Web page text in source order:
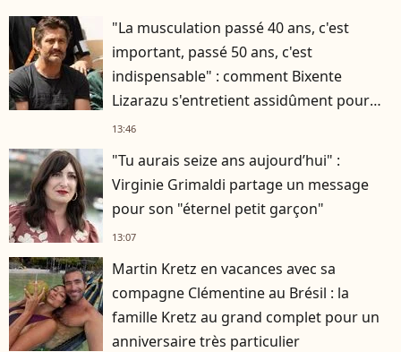
"La musculation passé 40 ans, c'est
important, passé 50 ans, c'est
indispensable" : comment Bixente
Lizarazu s'entretient assidûment pour
rester musclé à 56 ans ?
13:46
"Tu aurais seize ans aujourd’hui" :
Virginie Grimaldi partage un message
pour son "éternel petit garçon"
13:07
Martin Kretz en vacances avec sa
compagne Clémentine au Brésil : la
famille Kretz au grand complet pour un
anniversaire très particulier